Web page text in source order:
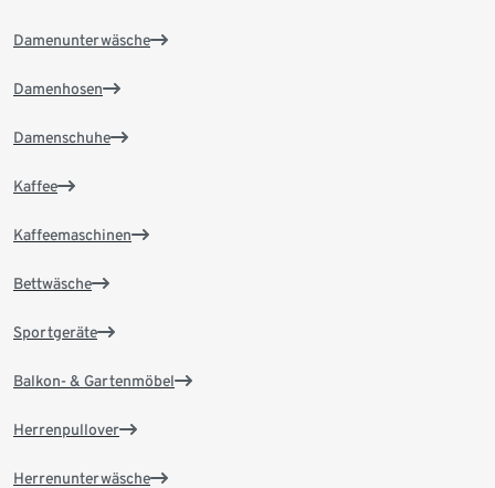
Damenunterwäsche
Damenhosen
Damenschuhe
Kaffee
Kaffeemaschinen
Bettwäsche
Sportgeräte
Balkon- & Gartenmöbel
Herrenpullover
Herrenunterwäsche